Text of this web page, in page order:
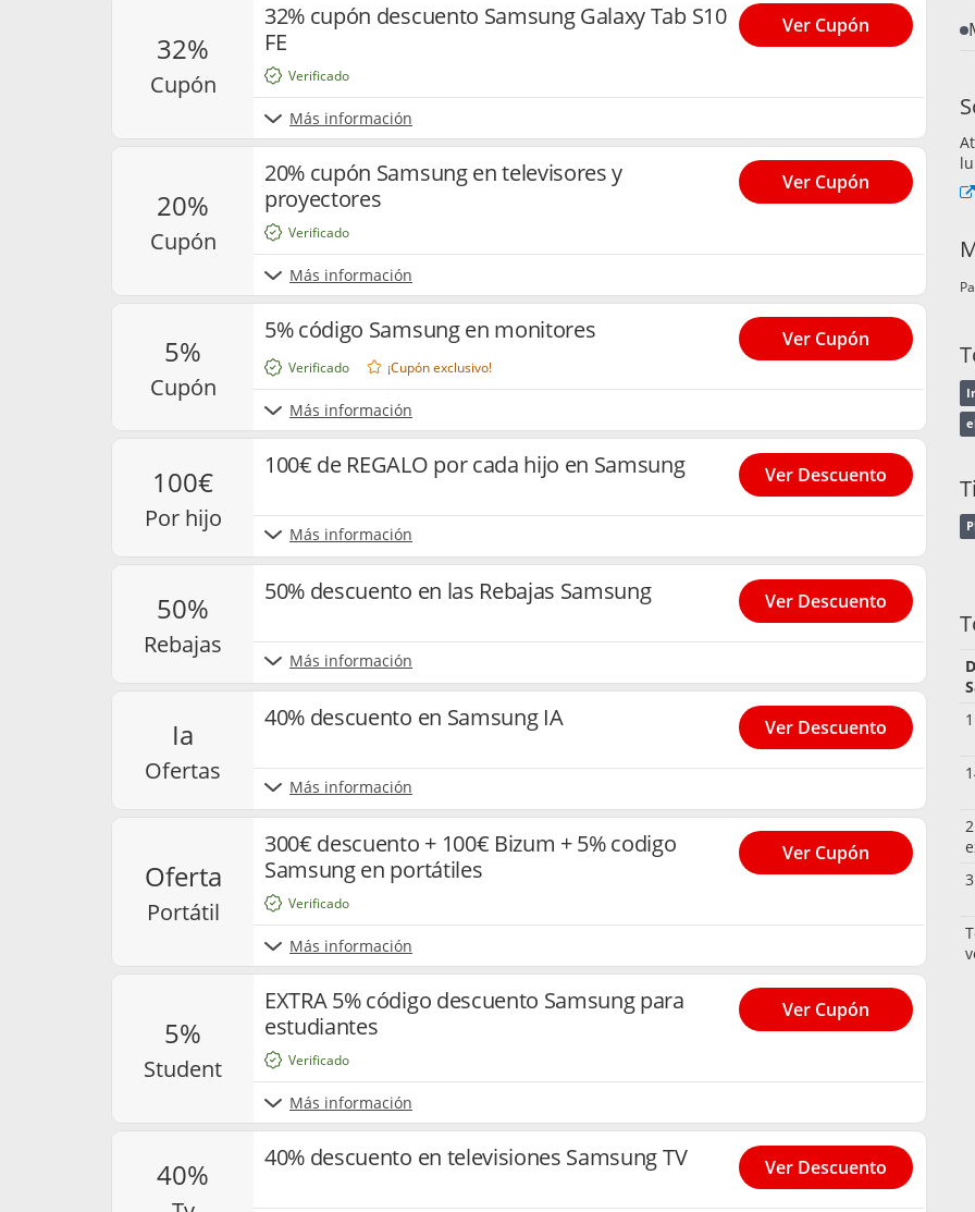
32%
cupón
32% cupón descuento Samsung Galaxy Tab S10
FE
Más información
Verificado
Ver Cupón
20%
cupón
20% cupón Samsung en televisores y
proyectores
Más información
Verificado
Ver Cupón
5%
cupón
5% código Samsung en monitores
Más información
¡Cupón exclusivo!
Verificado
Ver Cupón
100€
por hijo
100€ de REGALO por cada hijo en Samsung
Más información
Ver Descuento
50%
rebajas
50% descuento en las Rebajas Samsung
Más información
Ver Descuento
ia
ofertas
40% descuento en Samsung IA
Más información
Ver Descuento
oferta
portátil
300€ descuento + 100€ Bizum + 5% codigo
Samsung en portátiles
Más información
Verificado
Ver Cupón
5%
student
EXTRA 5% código descuento Samsung para
estudiantes
Más información
Verificado
Ver Cupón
40% 40% descuento en televisiones Samsung TV Ver Descuento